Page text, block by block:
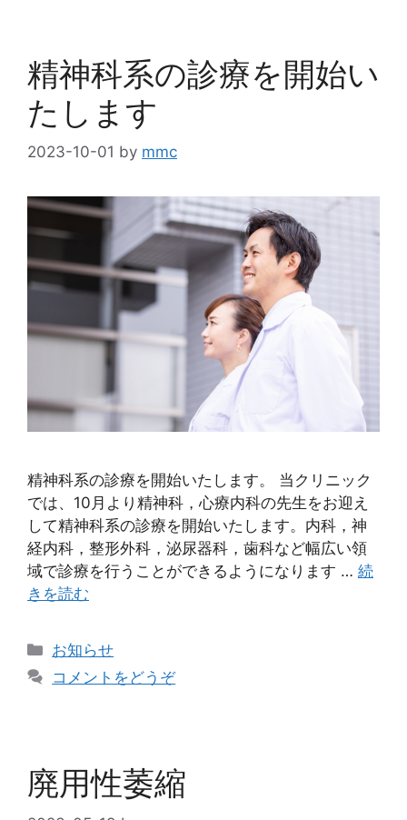
精神科系の診療を開始い
たします
2023-10-01 by mmc
精神科系の診療を開始いたします。 当クリニック
では、10月より精神科，心療内科の先生をお迎え
して精神科系の診療を開始いたします。内科，神
経内科，整形外科，泌尿器科，歯科など幅広い領
域で診療を行うことができるようになります … 続
きを読む
お知らせ
コメントをどうぞ
廃用性萎縮